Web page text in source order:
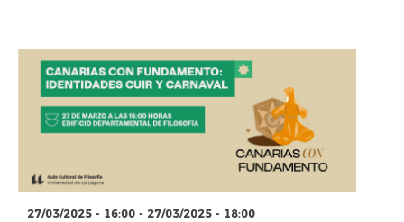
27/03/2025 - 16:00 - 27/03/2025 - 18:00